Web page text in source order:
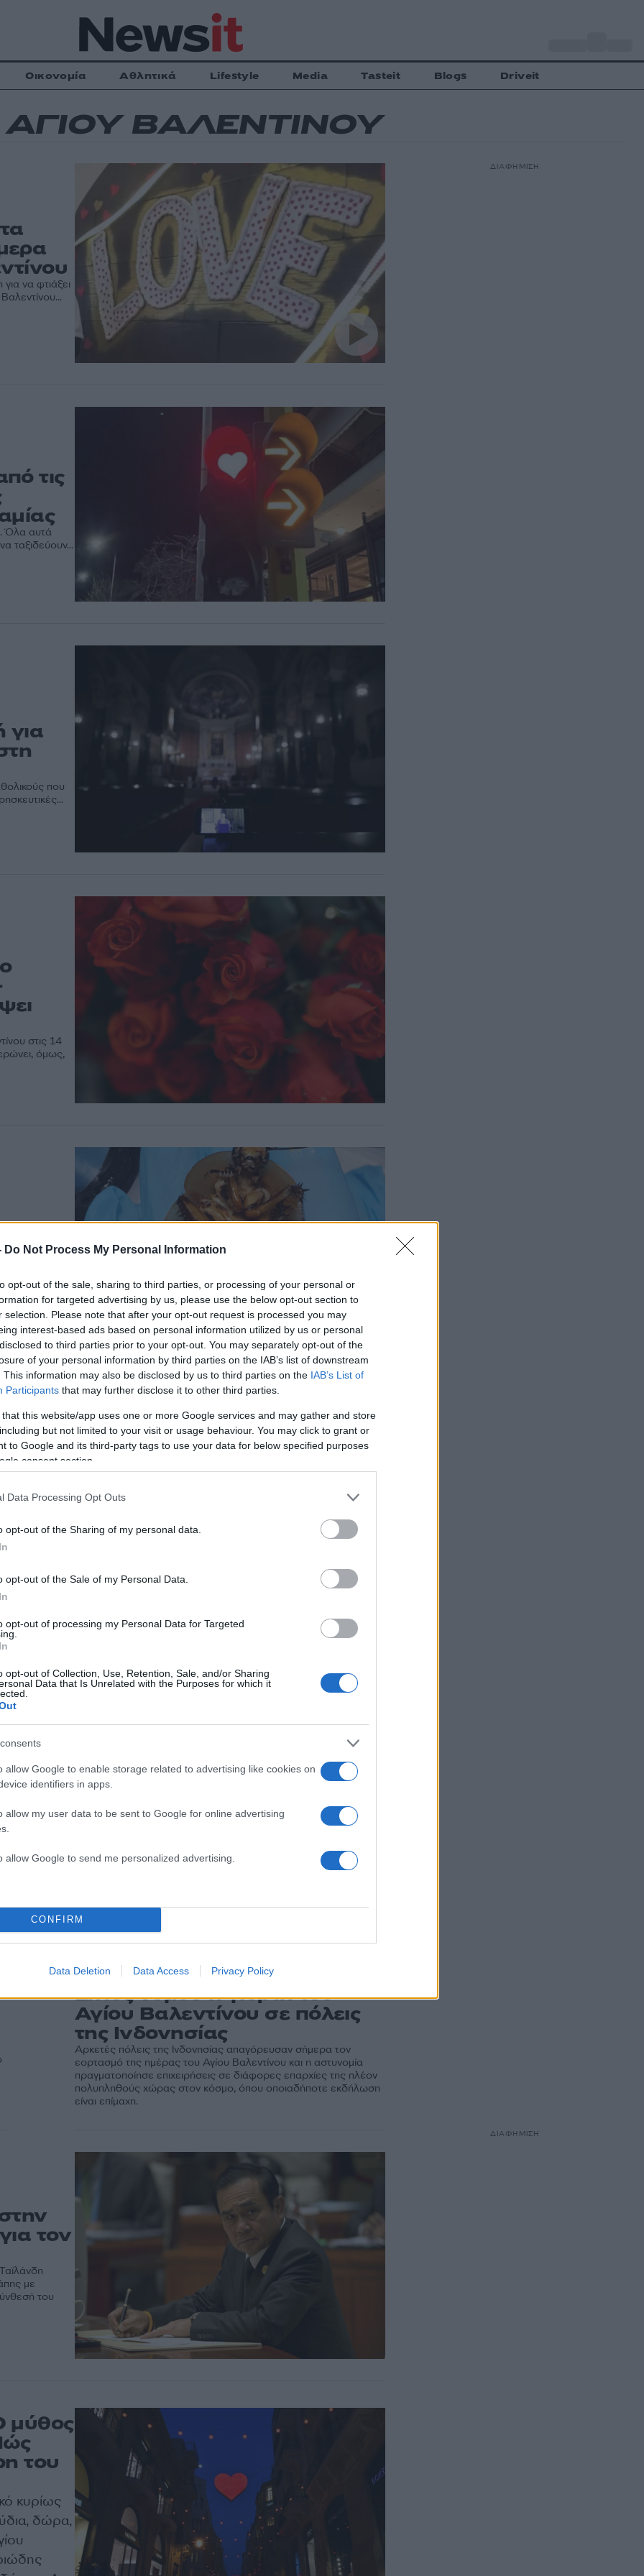
Do Not Process My Personal Information
opt-out of the sale, sharing to third parties, or processing of your personal or
for targeted advertising by us, please use the below opt-out section to
selection. Please note that after your opt-out request is processed you may
interest-based ads based on personal information utilized by us or personal
to third parties prior to your opt-out. You may separately opt-out of the
of your personal information by third parties on the IAB’s list of downstream
This information may also be disclosed by us to third parties on the IAB’s List of
Participants that may further disclose it to other third parties.
that this website/app uses one or more Google services and may gather and store
but not limited to your visit or usage behaviour. You may click to grant or
to Google and its third-party tags to use your data for below specified purposes
consent section.
Data Processing Opt Outs
opt-out of the Sharing of my personal data.
opt-out of the Sale of my Personal Data.
opt-out of processing my Personal Data for Targeted
opt-out of Collection, Use, Retention, Sale, and/or Sharing
Data that Is Unrelated with the Purposes for which it
allow Google to enable storage related to advertising like cookies on
identifiers in apps.
allow my user data to be sent to Google for online advertising
allow Google to send me personalized advertising.
CONFIRM
Data Deletion Data Access Privacy Policy
Οικονομία Αθλητικά Lifestyle Media Tasteit Blogs Driveit
ΑΓΙΟΥ ΒΑΛΕΝΤΙΝΟΥ
να φτιάξει
τις
Όλα αυτά
ταξιδεύουν...
για
που
στις 14
όμως,
λύση!
του...
για
για
14.02.18
Εκτός νόμου η γιορτή του
Αγίου Βαλεντίνου σε πόλεις
της Ινδονησίας
Αρκετές πόλεις της Ινδονησίας απαγόρευσαν σήμερα τον
εορτασμό της ημέρας του Αγίου Βαλεντίνου και η αστυνομία
πραγματοποίησε επιχειρήσεις σε διάφορες επαρχίες της πλέον
πολυπληθούς χώρας στον κόσμο, όπου οποιαδήποτε εκδήλωση
είναι επίμαχη.
ΔΙΑΦΗΜΙΣΗ
τον
με
του
μύθος
του
κυρίως
δώρα,
ΔΙΑΦΗΜΙΣΗ